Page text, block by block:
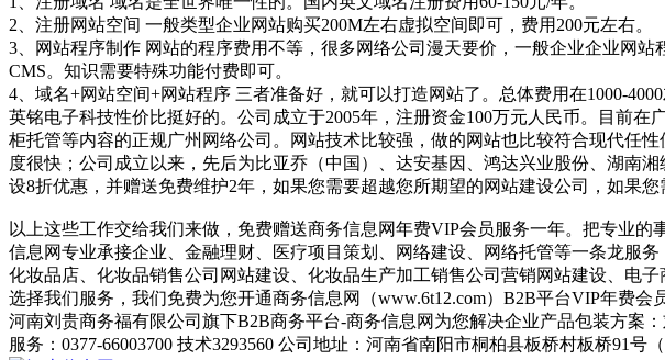
2、注册网站空间 一般类型企业网站购买200M左右虚拟空间即可，费用200元左右。
3、网站程序制作 网站的程序费用不等，很多网络公司漫天要价，一般企业企业网
CMS。知识需要特殊功能付费即可。
4、域名+网站空间+网站程序 三者准备好，就可以打造网站了。总体费用在1000-
英铭电子科技性价比挺好的。公司成立于2005年，注册资金100万元人民币。目前
柜托管等内容的正规广州网络公司。网站技术比较强，做的网站也比较符合现代任
度很快；公司成立以来，先后为比亚乔（中国）、达安基因、鸿达兴业股份、湖南
设8折优惠，并赠送免费维护2年，如果您需要超越您所期望的网站建设公司，如果
以上这些工作交给我们来做，免费赠送商务信息网年费VIP会员服务一年。把专业
信息网专业承接企业、金融理财、医疗项目策划、网络建设、网络托管等一条龙服务
化妆品店、化妆品销售公司网站建设、化妆品生产加工销售公司营销网站建设、电
选择我们服务，我们免费为您开通商务信息网（www.6t12.com）B2B平台VIP年费
河南刘贵商务福有限公司旗下B2B商务平台-商务信息网为您解决企业产品包装方案
服务：0377-66003700 技术3293560 公司地址：河南省南阳市桐柏县板桥村板桥91号